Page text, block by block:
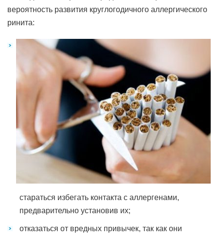
вероятность развития круглогодичного аллергического
ринита:
стараться избегать контакта с аллергенами,
предварительно установив их;
отказаться от вредных привычек, так как они